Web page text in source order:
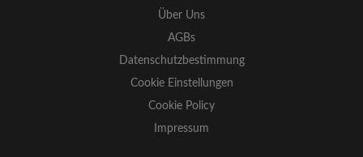
Über Uns
AGBs
Datenschutzbestimmung
Cookie Einstellungen
Cookie Policy
Impressum